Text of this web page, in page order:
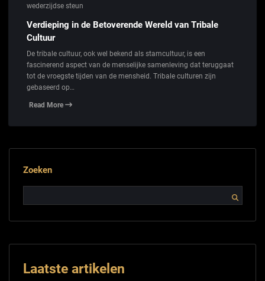
wederzijdse steun
Verdieping in de Betoverende Wereld van Tribale
Cultuur
De tribale cultuur, ook wel bekend als stamcultuur, is een
fascinerend aspect van de menselijke samenleving dat teruggaat
tot de vroegste tijden van de mensheid. Tribale culturen zijn
gebaseerd op…
Read More
Zoeken
Laatste artikelen